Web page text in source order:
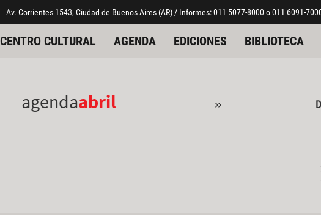
Av. Corrientes 1543, Ciudad de Buenos Aires (AR) / Informes: 011 5077-8000 o 011 6091-
CENTRO CULTURAL AGENDA EDICIONES BIBLIOTECA
agendaabril »